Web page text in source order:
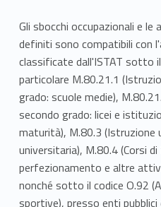
Gli sbocchi occupazionali e
definiti sono compatibili con
classificate dall'ISTAT sotto
particolare M.80.21.1
grado: scuole medie),
secondo grado: licei e
maturità), M.80.3 (Istruzione
universitaria), M.80.4 (Corsi
perfezionamento e altre
nonché sotto il codice O.92
sportive), presso enti pubblici